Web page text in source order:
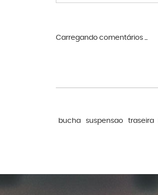
Carregando comentários ...
bucha suspensao traseira